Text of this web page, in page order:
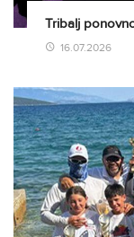
Tribalj
16.07.2026